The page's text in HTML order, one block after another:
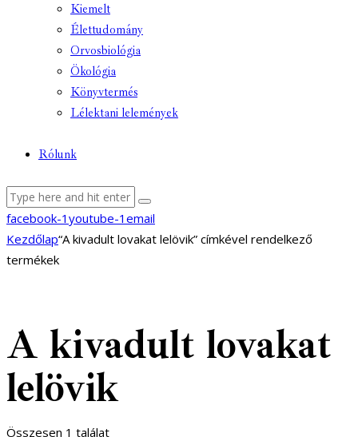
Kiemelt
Élettudomány
Orvosbiológia
Ökológia
Könyvtermés
Lélektani lelemények
Rólunk
facebook-1 youtube-1 email
Kezdőlap“A kivadult lovakat lelövik” címkével rendelkező
termékek
A kivadult lovakat
lelövik
Összesen 1 találat